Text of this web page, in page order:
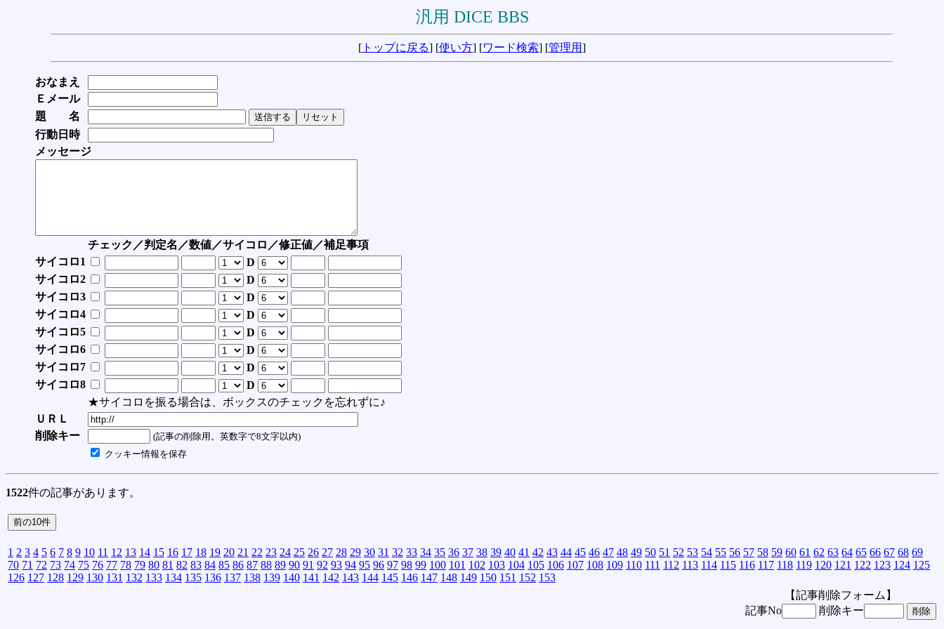
汎用 DICE BBS
[ トップに戻る] [使い方] [ワード検索] [管理用]
おなまえ
Ｅメール
題 名
行動日時
メッセージ
チェック／判定名／数値／サイコロ／修正値／補足事項
サイコロ1
D
サイコロ2
D
サイコロ3
D
サイコロ4
D
サイコロ5
D
サイコロ6
D
サイコロ7
D
サイコロ8
D
★サイコロを振る場合は、ボックスのチェックを忘れずに♪
ＵＲＬ
削除キー
(記事の削除用。英数字で8文字以内)
クッキー情報を保存
1522件の記事があります。
1 2 3 4 5 6 7 8 9 10 11 12 13 14 15 16 17 18 19 20 21 22 23 24 25 26 27 28 29 30 31 32 33 34 35 36 37 38 39 40 41 42 43 44 45 46 47 48 49 50 51 52 53 54 55 56 57 58 59 60 61 62 63 64 65 66 67 68 69
70 71 72 73 74 75 76 77 78 79 80 81 82 83 84 85 86 87 88 89 90 91 92 93 94 95 96 97 98 99 100 101 102 103 104 105 106 107 108 109 110 111 112 113 114 115 116 117 118 119 120 121 122 123 124 125
126 127 128 129 130 131 132 133 134 135 136 137 138 139 140 141 142 143 144 145 146 147 148 149 150 151 152 153
【記事削除フォーム】
記事No
削除キー